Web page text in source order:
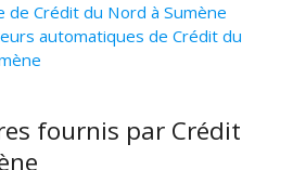
Crédit du Nord à Sumène
automatiques de Crédit du
fournis par Crédit